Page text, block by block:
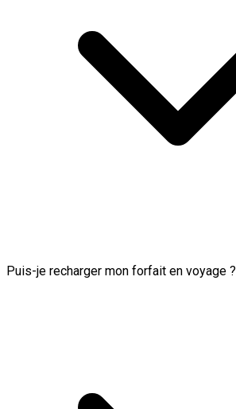
Puis-je recharger mon forfait en voyage ?